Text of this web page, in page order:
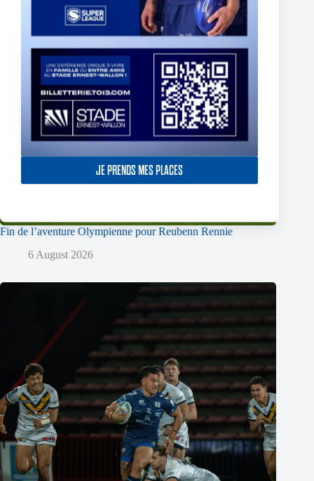
JE PRENDS MES PLACES
Fin de l’aventure Olympienne pour Reubenn Rennie
6 August 2026